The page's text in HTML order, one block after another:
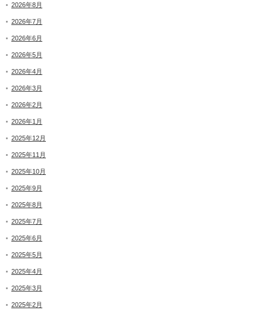
2026年8月
2026年7月
2026年6月
2026年5月
2026年4月
2026年3月
2026年2月
2026年1月
2025年12月
2025年11月
2025年10月
2025年9月
2025年8月
2025年7月
2025年6月
2025年5月
2025年4月
2025年3月
2025年2月